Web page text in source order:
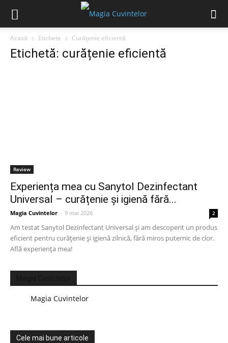
Acasă Etichete Curățenie eficientă
Etichetă: curățenie eficientă
Review
Experiența mea cu Sanytol Dezinfectant
Universal – curățenie și igienă fără...
Magia Cuvintelor - 9 mai 2026 2
Am testat Sanytol Dezinfectant Universal și am descoperit un produs
eficient pentru curățenie și igienă zilnică, fără miros puternic de clor.
Află experiența mea!
Magia Cuvintelor
Cele mai bune articole